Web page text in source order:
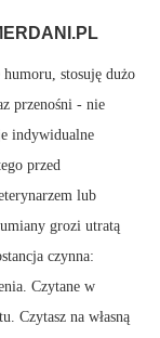
stosuję dużo
przenośni - nie
indywidualne
przed
lub
grozi utratą
czynna:
Czytane w
Czytasz na własną